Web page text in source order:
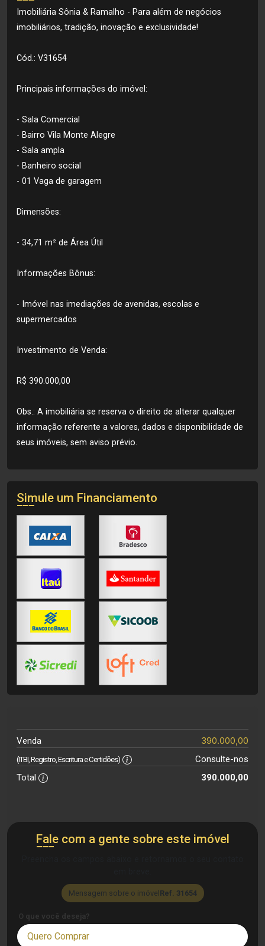
Imobiliária Sônia & Ramalho - Para além de negócios
imobiliários, tradição, inovação e exclusividade!
Cód.: V31654
Principais informações do imóvel:
- Sala Comercial
- Bairro Vila Monte Alegre
- Sala ampla
- Banheiro social
- 01 Vaga de garagem
Dimensões:
- 34,71 m² de Área Útil
Informações Bônus:
- Imóvel nas imediações de avenidas, escolas e
supermercados
Investimento de Venda:
R$ 390.000,00
Obs.: A imobiliária se reserva o direito de alterar qualquer
informação referente a valores, dados e disponibilidade de
seus imóveis, sem aviso prévio.
Simule um Financiamento
Venda 390.000,00
(ITBI, Registro, Escritura e Certidões)
Consulte-nos
Total
390.000,00
Fale com a gente sobre este imóvel
Mensagem sobre o imóvel Ref. 31654
O que você deseja?
Quero Comprar